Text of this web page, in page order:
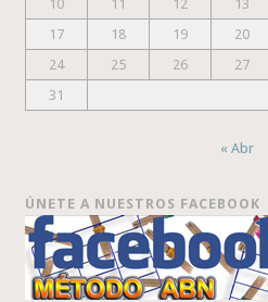
10
11 12 13
17
18 19 20
24
25 26 27
31
« Abr
ÚNETE A NUESTROS FACEBOOK